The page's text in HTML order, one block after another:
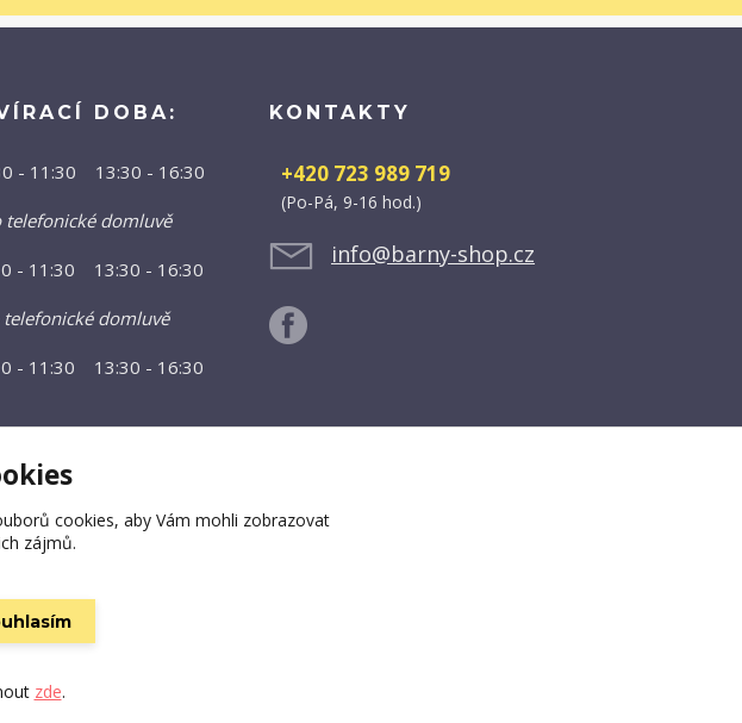
DOBA:
- 11:30 13:30 - 16:30
telefonické domluvě
- 11:30 13:30 - 16:30
telefonické domluvě
- 11:30 13:30 - 16:30
KONTAKTY
+420 723 989 719
(Po-Pá, 9-16 hod.)
info@barny-shop.cz
rychle.cz
cookies, aby Vám mohli zobrazovat
zájmů.
zde.